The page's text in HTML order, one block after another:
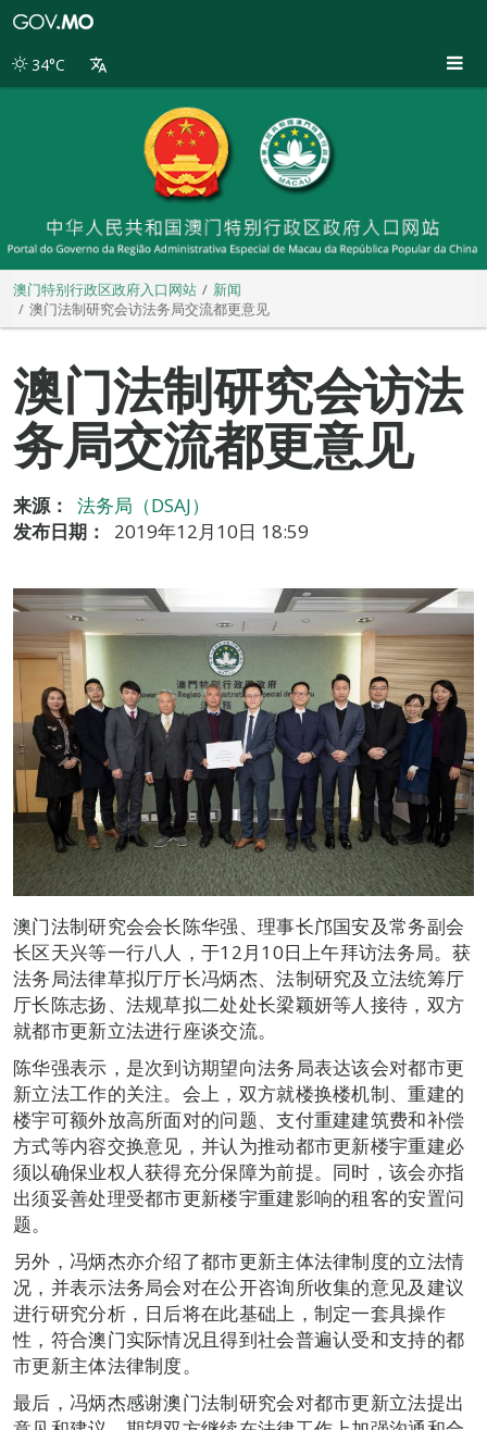
别
34°C
澳门特别行政区政府入口网站
新闻
澳门法制研究会访法务局交流都更意见
澳门法制研究会访法
务局交流都更意见
来源：
法务局（DSAJ）
发布日期：
2019年12月10日 18:59
澳门法制研究会会长陈华强、理事长邝国安及常务副会
长区天兴等一行八人，于12月10日上午拜访法务局。获
法务局法律草拟厅厅长冯炳杰、法制研究及立法统筹厅
厅长陈志扬、法规草拟二处处长梁颖妍等人接待，双方
就都市更新立法进行座谈交流。
陈华强表示，是次到访期望向法务局表达该会对都市更
新立法工作的关注。会上，双方就楼换楼机制、重建的
楼宇可额外放高所面对的问题、支付重建建筑费和补偿
方式等内容交换意见，并认为推动都市更新楼宇重建必
须以确保业权人获得充分保障为前提。同时，该会亦指
出须妥善处理受都市更新楼宇重建影响的租客的安置问
题。
另外，冯炳杰亦介绍了都市更新主体法律制度的立法情
况，并表示法务局会对在公开咨询所收集的意见及建议
进行研究分析，日后将在此基础上，制定一套具操作
性，符合澳门实际情况且得到社会普遍认受和支持的都
市更新主体法律制度。
最后，冯炳杰感谢澳门法制研究会对都市更新立法提出